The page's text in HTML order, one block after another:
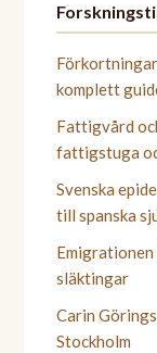
komplett
Fattigvård
fattigstuga
Svenska
till spanska
släktingar
Carin
Stockholm